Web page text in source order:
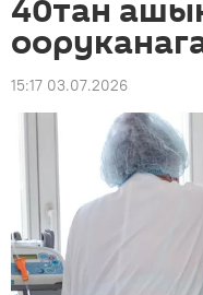
40тан
15:17 03.07.2026